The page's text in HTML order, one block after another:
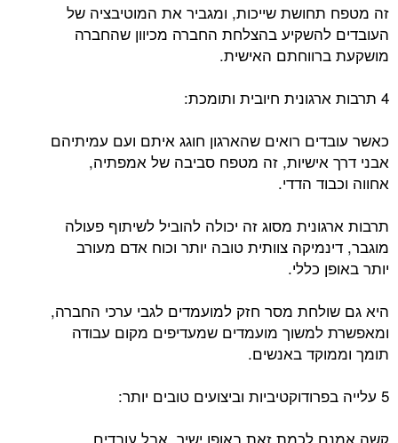
זה מטפח תחושת שייכות, ומגביר את המוטיבציה של
העובדים להשקיע בהצלחת החברה מכיוון שהחברה
מושקעת ברווחתם האישית.
4 תרבות ארגונית חיובית ותומכת:
כאשר עובדים רואים שהארגון חוגג איתם ועם עמיתיהם
אבני דרך אישיות, זה מטפח סביבה של אמפתיה,
אחווה וכבוד הדדי.
תרבות ארגונית מסוג זה יכולה להוביל לשיתוף פעולה
מוגבר, דינמיקה צוותית טובה יותר וכוח אדם מעורב
יותר באופן כללי.
היא גם שולחת מסר חזק למועמדים לגבי ערכי החברה,
ומאפשרת למשוך מועמדים שמעדיפים מקום עבודה
תומך וממוקד באנשים.
5 עלייה בפרודוקטיביות וביצועים טובים יותר:
קשה אמנם לכמת זאת באופן ישיר, אבל עובדים